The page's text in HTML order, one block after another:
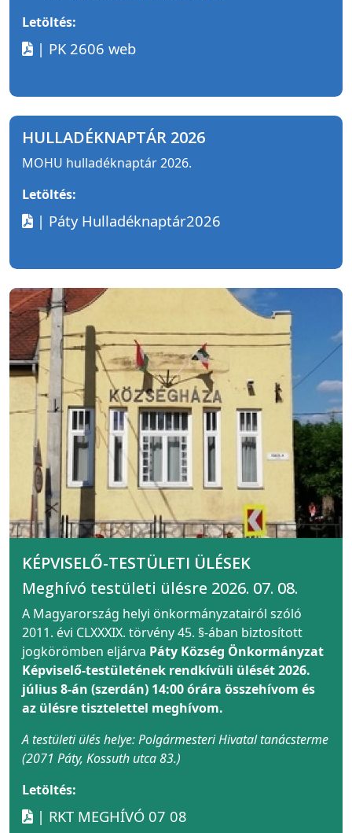
Letöltés:
| PK 2606 web
HULLADÉKNAPTÁR 2026
MOHU hulladéknaptár 2026.
Letöltés:
| Páty Hulladéknaptár2026
KÉPVISELŐ-TESTÜLETI ÜLÉSEK
Meghívó testületi ülésre 2026. 07. 08.
A Magyarország helyi önkormányzatairól szóló
2011. évi CLXXXIX. törvény 45. §-ában biztosított
jogkörömben eljárva Páty Község Önkormányzat
Képviselő-testületének rendkívüli ülését 2026.
július 8-án (szerdán) 14:00 órára összehívom és
az ülésre tisztelettel meghívom.
A testületi ülés helye: Polgármesteri Hivatal tanácsterme
(2071 Páty, Kossuth utca 83.)
Letöltés:
| RKT MEGHÍVÓ 07 08